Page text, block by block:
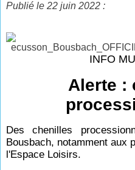
Publié le 22 juin 2022 :
INFO
Alerte :
Des chenilles
Bousbach, notamment aux
l'Espace Loisirs.